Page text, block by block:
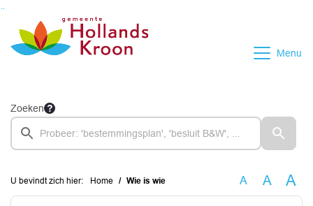
Ga naar de inhoud van deze pagina
Menu
Zoeken
U bevindt zich hier: Home Wie is wie A A A